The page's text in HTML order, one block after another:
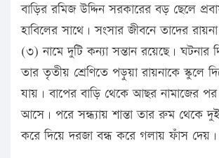
বাড়ির রমিজ উদ্দিন সরকারের বড় ছেলে
হাবিলের সাথে। সংসার জীবনে তাদের
(৩) নামে দুটি কন্যা সন্তান রয়েছে। ঘটনার
তার তৃতীয় শ্রেণিতে পড়ুয়া রায়নাকে স্কুলে
যায়। বাপের বাড়ি থেকে আছর নামাজের পর
আসে। পরে সন্ধ্যায় শান্তা তার রুম থেকে
করে দিয়ে দরজা বন্ধ করে গলায় ফাঁস দেয়।